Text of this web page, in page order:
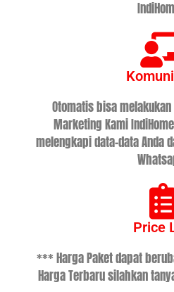
Otomatis bisa
Marketing Kami
melengkapi data-data Anda
Price
*** Harga Paket dapat
Harga Terbaru silahkan